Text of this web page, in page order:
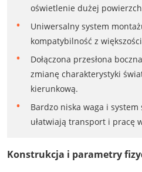
oświetlenie dużej
Uniwersalny system
kompatybilność z
Dołączona przesłona
zmianę charakterystyki
kierunkową.
Bardzo niska waga i system
ułatwiają transport i pracę
Konstrukcja i parametry